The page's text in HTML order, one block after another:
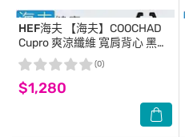
HEF海夫 【海夫】COOCHAD
Cupro 爽涼纖維 寬肩背心 黑
(Cupro158-007)_XL
$1,280
(0)